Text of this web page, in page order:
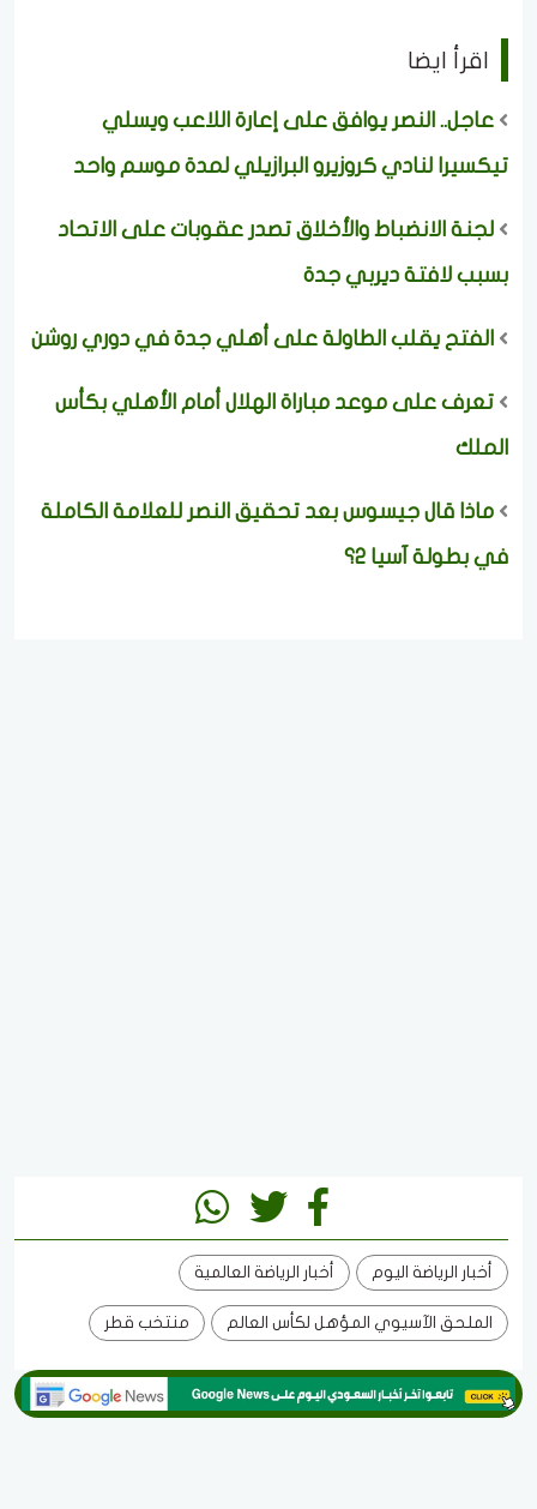
اقرأ ايضا
عاجل.. النصر يوافق على إعارة اللاعب ويسلي
تيكسيرا لنادي كروزيرو البرازيلي لمدة موسم واحد
لجنة الانضباط والأخلاق تصدر عقوبات على الاتحاد
بسبب لافتة ديربي جدة
الفتح يقلب الطاولة على أهلي جدة في دوري روشن
تعرف على موعد مباراة الهلال أمام الأهلي بكأس
الملك
ماذا قال جيسوس بعد تحقيق النصر للعلامة الكاملة
في بطولة آسيا 2؟
أخبار الرياضة اليوم أخبار الرياضة العالمية
الملحق الآسيوي المؤهل لكأس العالم منتخب قطر